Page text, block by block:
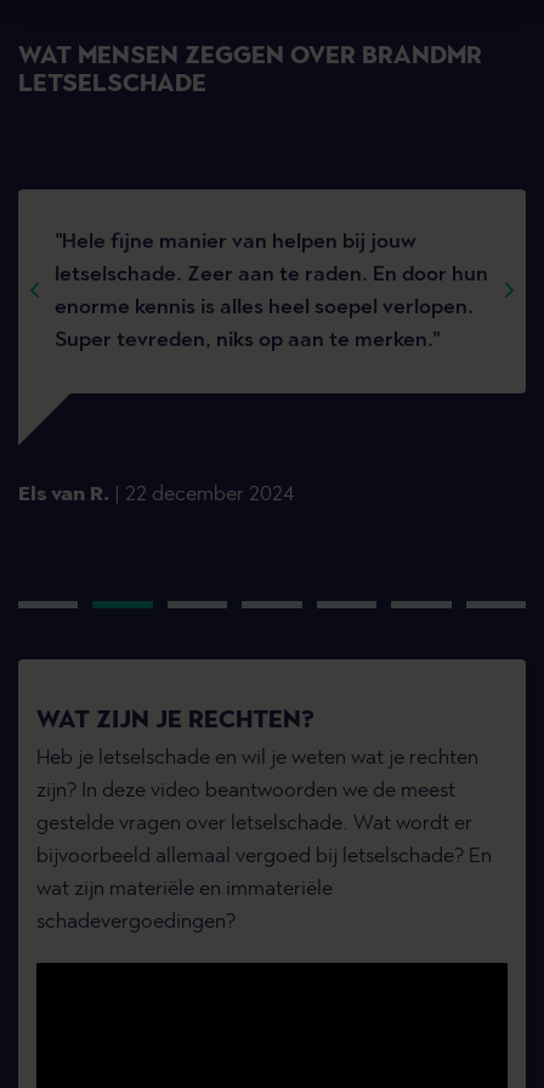
WAT MENSEN ZEGGEN OVER BRANDMR
LETSELSCHADE
"Hele fijne manier van helpen bij jouw
letselschade. Zeer aan te raden. En door hun
enorme kennis is alles heel soepel verlopen.
Super tevreden, niks op aan te merken."
Els van R. | 22 december 2024
WAT ZIJN JE RECHTEN?
Heb je letselschade en wil je weten wat je rechten
zijn? In deze video beantwoorden we de meest
gestelde vragen over letselschade. Wat wordt er
bijvoorbeeld allemaal vergoed bij letselschade? En
wat zijn materiële en immateriële
schadevergoedingen?